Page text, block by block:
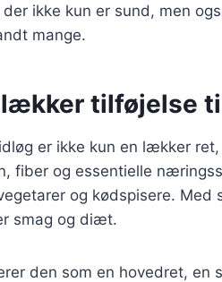
ikke kun er sund, men
mange.
lækker tilføjelse
er ikke kun en lækker
fiber og essentielle
og kødspisere. Med
smag og diæt.
den som en hovedret, en